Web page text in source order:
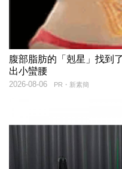
腹部脂肪的「剋星」找到
出小蠻腰
PR・新素簡
2026-08-06